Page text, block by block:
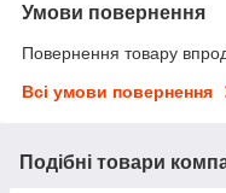
Умови повернення
Повернення товару
Всі умови повернення
Подібні товари